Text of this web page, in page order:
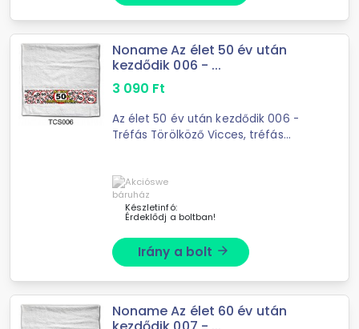
Noname Az élet 50 év után
kezdődik 006 - ...
3 090 Ft
Az élet 50 év után kezdődik 006 -
Tréfás Törölköző Vicces, tréfás
pamut
Készletinfó:
Érdeklődj a boltban!
Irány a bolt arrow_forward
Noname Az élet 60 év után